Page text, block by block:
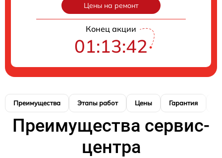
Цены на ремонт
Конец акции
01:13:41
Преимущества Этапы работ Цены Гарантия
Преимущества сервис-
центра